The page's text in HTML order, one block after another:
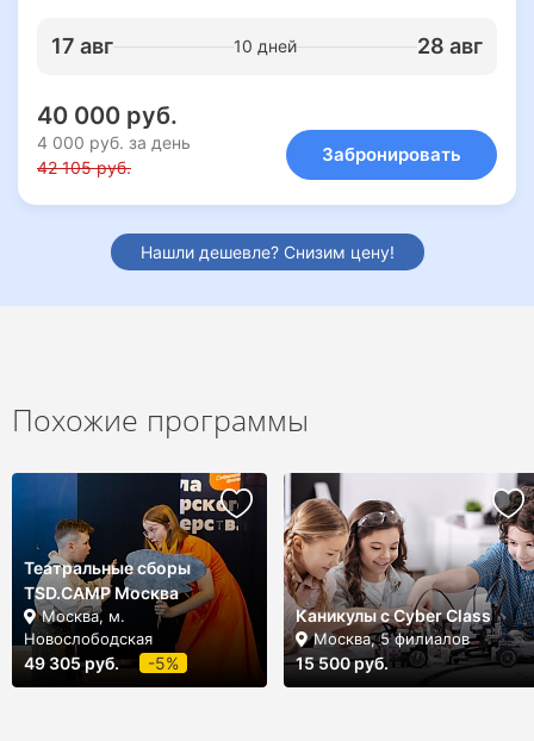
17 авг 10 дней 28 авг
40 000 руб.
4 000 руб. за день
42 105 руб.
Забронировать
Нашли дешевле? Снизим цену!
Похожие программы
Театральные сборы
TSD.CAMP Москва
Москва, м.
Новослободская
49 305 руб. -5%
Каникулы с Cyber Class
Москва, 5 филиалов
15 500 руб.